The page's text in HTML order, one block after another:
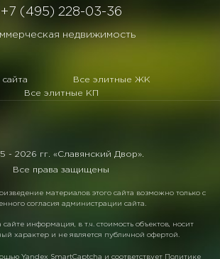
+7 (495) 228-03-36
недвижимость
сайта
Все элитные ЖК
Все элитные КП
- 2026 гг. «Славянский Двор».
Все права защищены
материалов этого сайта возможно только с
согласия администрации сайта.
сайте информация, в т.ч. стоимость объектов, носит
характер и не является публичной офертой.
Yandex SmartCaptcha и соответствует Политике